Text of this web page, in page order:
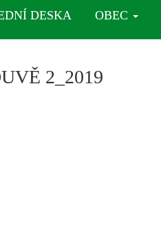
DESKA OBEC
2_2019